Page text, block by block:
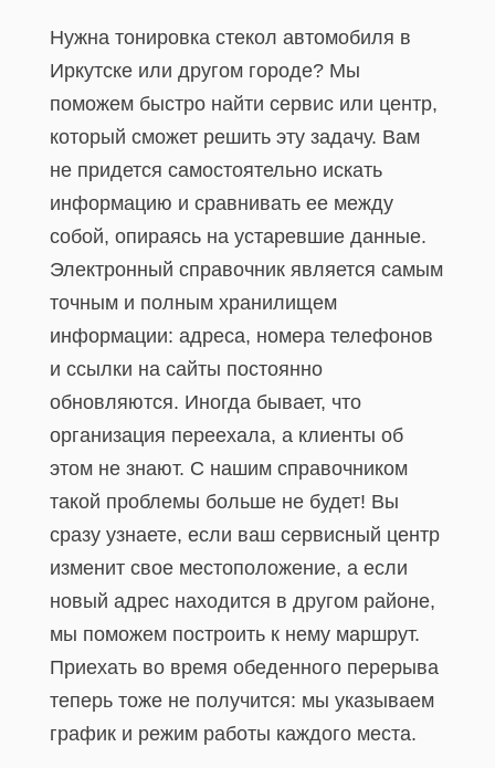
Нужна тонировка стекол автомобиля в
Иркутске или другом городе? Мы
поможем быстро найти сервис или центр,
который сможет решить эту задачу. Вам
не придется самостоятельно искать
информацию и сравнивать ее между
собой, опираясь на устаревшие данные.
Электронный справочник является самым
точным и полным хранилищем
информации: адреса, номера телефонов
и ссылки на сайты постоянно
обновляются. Иногда бывает, что
организация переехала, а клиенты об
этом не знают. С нашим справочником
такой проблемы больше не будет! Вы
сразу узнаете, если ваш сервисный центр
изменит свое местоположение, а если
новый адрес находится в другом районе,
мы поможем построить к нему маршрут.
Приехать во время обеденного перерыва
теперь тоже не получится: мы указываем
график и режим работы каждого места.